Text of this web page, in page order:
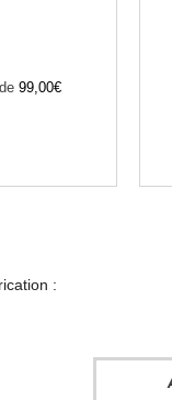
99,00€
: